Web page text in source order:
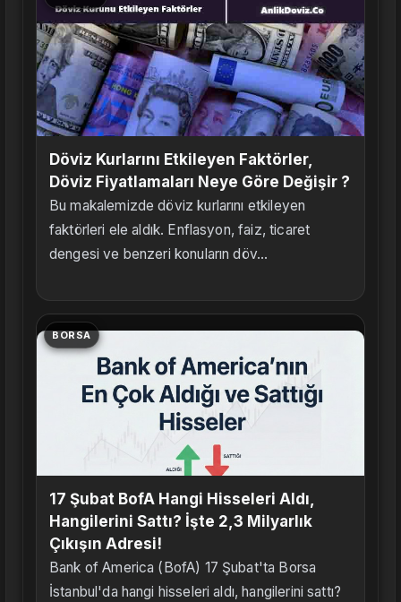
Döviz Kurlarını Etkileyen Faktörler,
Döviz Fiyatlamaları Neye Göre Değişir ?
Bu makalemizde döviz kurlarını etkileyen
faktörleri ele aldık. Enflasyon, faiz, ticaret
dengesi ve benzeri konuların döv...
BORSA
17 Şubat BofA Hangi Hisseleri Aldı,
Hangilerini Sattı? İşte 2,3 Milyarlık
Çıkışın Adresi!
Bank of America (BofA) 17 Şubat'ta Borsa
İstanbul'da hangi hisseleri aldı, hangilerini sattı?